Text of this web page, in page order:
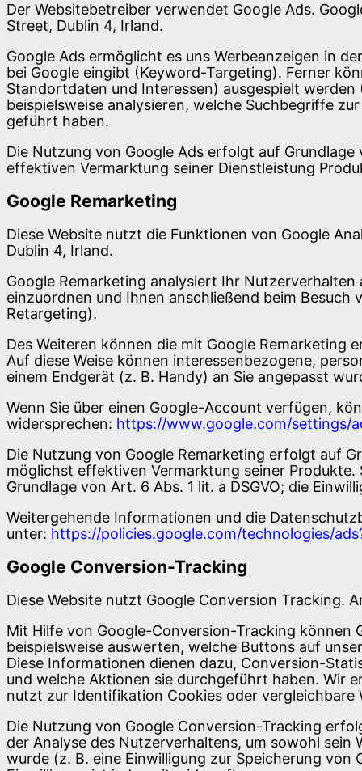
Der Websitebetreiber verwendet Google Ads.
Street, Dublin 4, Irland.
Google Ads ermöglicht es uns Werbeanzeigen in
bei Google eingibt (Keyword-Targeting). Ferner
Standortdaten und Interessen) ausgespielt
beispielsweise analysieren, welche Suchbegriffe
geführt haben.
Die Nutzung von Google Ads erfolgt auf
effektiven Vermarktung seiner Dienstleistung
Google Remarketing
Diese Website nutzt die Funktionen von Google
Dublin 4, Irland.
Google Remarketing analysiert Ihr
einzuordnen und Ihnen anschließend beim
Retargeting).
Des Weiteren können die mit Google
Auf diese Weise können interessenbezogene,
einem Endgerät (z. B. Handy) an Sie angepasst
Wenn Sie über einen Google-Account verfügen,
widersprechen: https://www.google.com/settings/
Die Nutzung von Google Remarketing erfolgt auf
möglichst effektiven Vermarktung seiner
Grundlage von Art. 6 Abs. 1 lit. a DSGVO; die
Weitergehende Informationen und die
unter: https://policies.google.com/technologies/
Google Conversion-Tracking
Diese Website nutzt Google Conversion Tracking.
Mit Hilfe von Google-Conversion-Tracking
beispielsweise auswerten, welche Buttons auf
Diese Informationen dienen dazu, Conversion-
und welche Aktionen sie durchgeführt haben. Wir
nutzt zur Identifikation Cookies oder vergleichbare
Die Nutzung von Google Conversion-Tracking
der Analyse des Nutzerverhaltens, um sowohl
wurde (z. B. eine Einwilligung zur Speicherung von